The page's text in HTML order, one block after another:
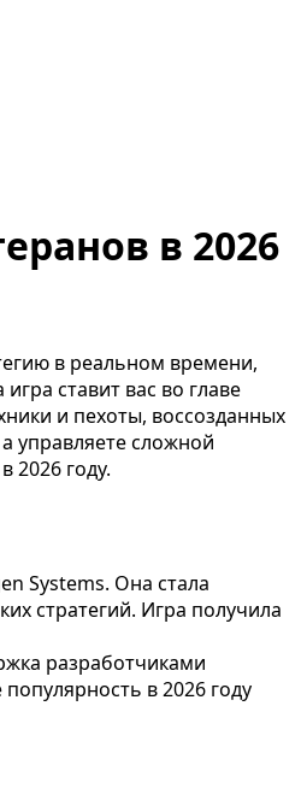
в 2026
в реальном времени,
ставит вас во главе
и пехоты, воссозданных
управляете сложной
2026 году.
Systems. Она стала
стратегий. Игра получила
разработчиками
в 2026 году